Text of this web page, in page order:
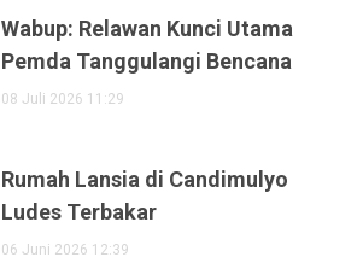
Wabup: Relawan Kunci Utama
Pemda Tanggulangi Bencana
08 Juli 2026 11:29
Rumah Lansia di Candimulyo
Ludes Terbakar
06 Juni 2026 12:39